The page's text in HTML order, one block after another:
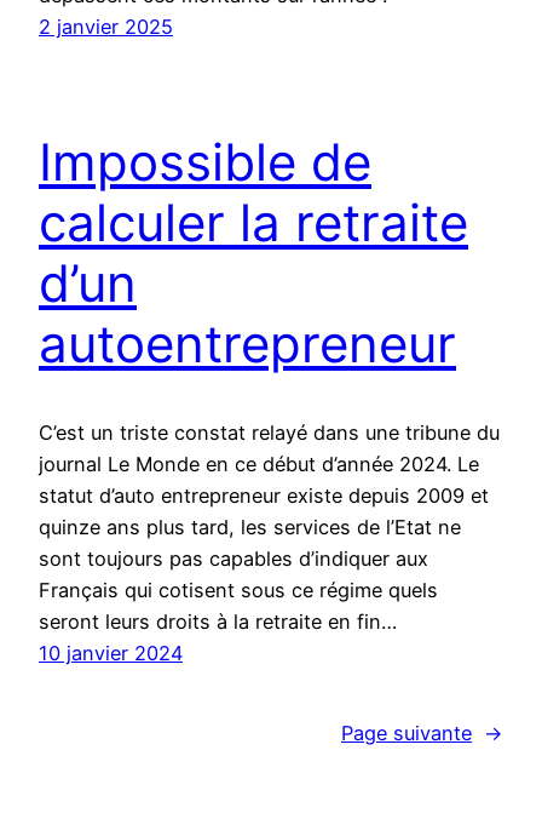
2 janvier 2025
Impossible de
calculer la retraite
d’un
autoentrepreneur
C’est un triste constat relayé dans une tribune du
journal Le Monde en ce début d’année 2024. Le
statut d’auto entrepreneur existe depuis 2009 et
quinze ans plus tard, les services de l’Etat ne
sont toujours pas capables d’indiquer aux
Français qui cotisent sous ce régime quels
seront leurs droits à la retraite en fin…
10 janvier 2024
Page suivante →